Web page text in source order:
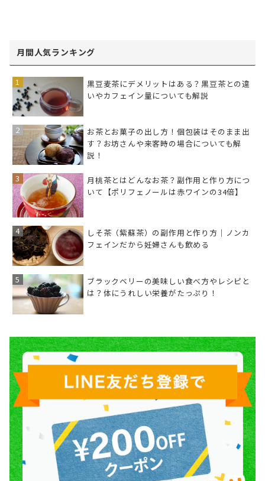
月間人気ランキング
黒豆麦茶にデメリットはある？黒豆茶との違
いやカフェイン量についても解説
お茶とお菓子の出し方！個包装はそのまま出
す？お坊さんや来客時の場合についても解
説！
月桃茶とはどんなお茶？副作用と作り方につ
いて【ポリフェノールは赤ワインの34倍】
しそ茶（紫蘇茶）の副作用と作り方｜ノンカ
フェインだから妊婦さんも飲める
ブラックベリーの美味しい食べ方やレシピと
は？体にうれしい栄養がたっぷり！